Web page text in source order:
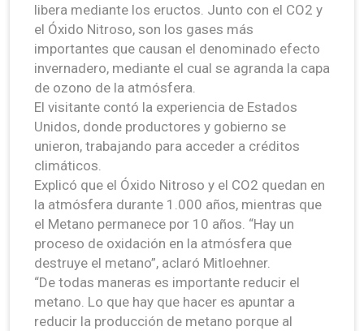
libera mediante los eructos. Junto con el CO2 y
el Óxido Nitroso, son los gases más
importantes que causan el denominado efecto
invernadero, mediante el cual se agranda la capa
de ozono de la atmósfera.
El visitante contó la experiencia de Estados
Unidos, donde productores y gobierno se
unieron, trabajando para acceder a créditos
climáticos.
Explicó que el Óxido Nitroso y el CO2 quedan en
la atmósfera durante 1.000 años, mientras que
el Metano permanece por 10 años. “Hay un
proceso de oxidación en la atmósfera que
destruye el metano”, aclaró Mitloehner.
“De todas maneras es importante reducir el
metano. Lo que hay que hacer es apuntar a
reducir la producción de metano porque al